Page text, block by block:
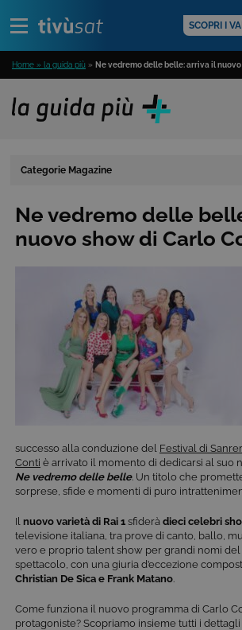
SCOPRI I
Home » la guida più » Ne vedremo delle belle: arriva il
Categorie Magazine
Ne vedremo delle
nuovo show di Carlo
successo alla conduzione del Festival di
Conti è arrivato il momento di dedicarsi al suo
Ne vedremo delle belle. Un titolo che
sorprese, sfide e momenti di puro
Il nuovo varietà di Rai 1 sfiderà dieci celebri
televisione italiana, tra prove di canto, ballo,
vero e proprio talent show per grandi nomi
spettacolo, con una giuria d’eccezione
Christian De Sica e Frank Matano
Come funziona il nuovo programma di Carlo
protagoniste? Scopriamo insieme tutti i dettagli